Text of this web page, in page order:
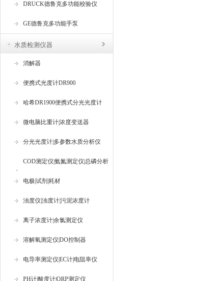
DRUCK德鲁克多功能校验仪
GE德鲁克多功能手泵
水质检测仪器
消解器
便携式光度计DR900
哈希DR1900便携式分光光度计
微电脑比重计|浓度变送器
分光光度计|多参数水质分析仪
COD测定仪|氨氮测定仪|总磷分析
仪
电极|试剂|耗材
浊度仪|浊度计|污泥浓度计
离子浓度计|余氯测定仪
溶解氧测定仪|DO控制器
电导率测定仪|EC计|电阻率仪
PH计|酸度计|ORP测定仪